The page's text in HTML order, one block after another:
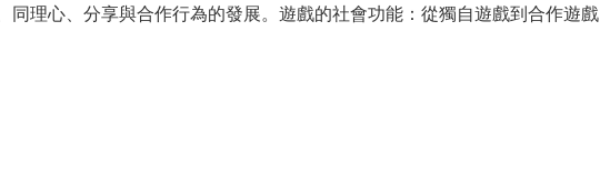
同理心、分享與合作行為的發展。遊戲的社會功能：從獨自遊戲到合作遊戲